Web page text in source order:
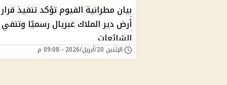
بيان مطرانية الفيوم تؤكد تنفيذ قرار
أرض دير الملاك غبريال رسميًا وتنفي
الشائعات
الإثنين 20/أبريل/2026 - 09:08 م